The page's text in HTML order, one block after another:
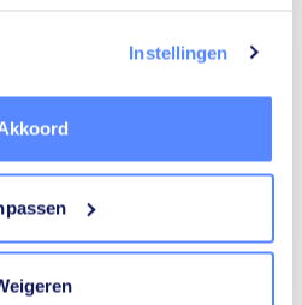
Instellingen
(23)
Raalte keyboard_arrow_right
Raalte